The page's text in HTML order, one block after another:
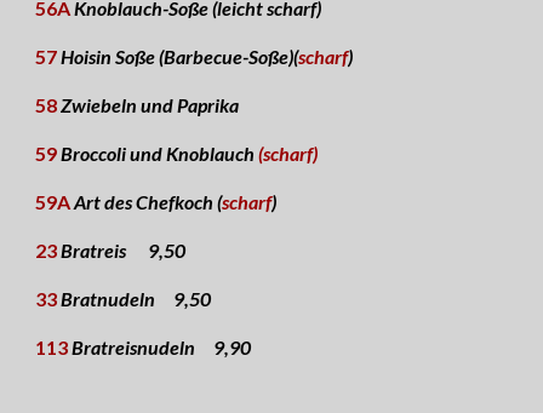
56AKnoblauch-Soße (leicht scharf)
57Hoisin Soße (Barbecue-Soße)(scharf)
58Zwiebeln und Paprika
59Broccoli und Knoblauch(scharf)
59AArt des Chefkoch (scharf)
23Bratreis 9,50
33Bratnudeln 9,50
113Bratreisnudeln 9,90